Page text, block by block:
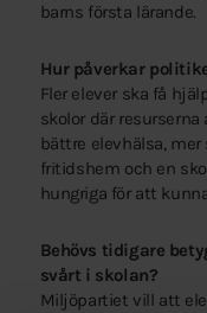
barns första lärande.
Hur påverkar
Fler elever ska få
skolor där
bättre elevhälsa,
fritidshem och en
hungriga för att
Behövs tidigare
svårt i skolan?
Miljöpartiet vill att